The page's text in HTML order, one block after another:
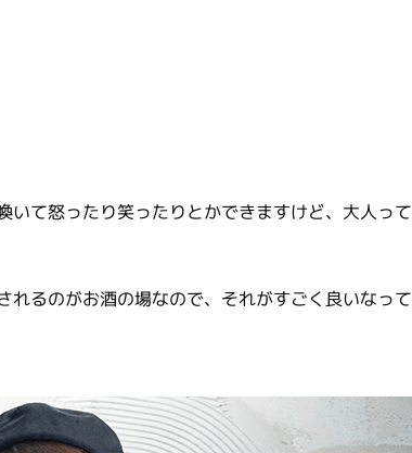
て怒ったり笑ったりとかできますけど、大人って
るのがお酒の場なので、それがすごく良いなって